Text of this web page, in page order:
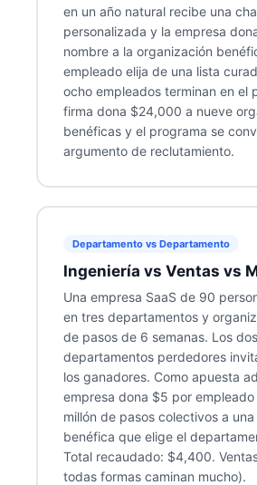
en un año natural recibe una
personalizada y la empresa
nombre a la organización
empleado elija de una lista
ocho empleados terminan en el
firma dona $24,000 a nueve
benéficas y el programa se
argumento de reclutamiento.
Departamento vs Departamento
Ingeniería vs Ventas vs
Una empresa SaaS de 90
en tres departamentos y
de pasos de 6 semanas. Los dos
departamentos perdedores
los ganadores. Como apuesta
empresa dona $5 por
millón de pasos colectivos a
benéfica que elige el
Total recaudado: $4,400.
todas formas caminan mucho).